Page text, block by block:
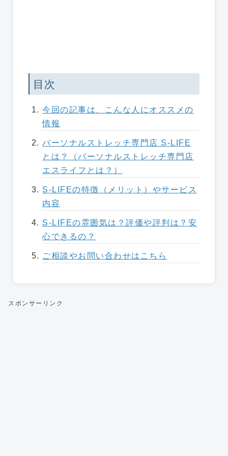
目次
今回の記事は、こんな人にオススメの
情報
パーソナルストレッチ専門店 S-LIFE
とは？（パーソナルストレッチ専門店
エスライフとは？）
S-LIFEの特徴（メリット）やサービス
内容
S-LIFEの雰囲気は？評価や評判は？安
心できるの？
ご相談やお問い合わせはこちら
スポンサーリンク